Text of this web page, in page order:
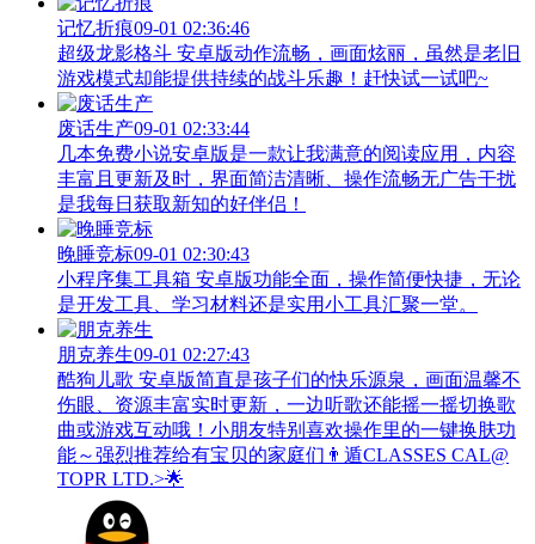
记忆折痕09-01 02:36:46
超级龙影格斗 安卓版动作流畅，画面炫丽，虽然是老旧
游戏模式却能提供持续的战斗乐趣！赶快试一试吧~
废话生产09-01 02:33:44
几本免费小说安卓版是一款让我满意的阅读应用，内容
丰富且更新及时，界面简洁清晰、操作流畅无广告干扰
是我每日获取新知的好伴侣！
晚睡竞标09-01 02:30:43
小程序集工具箱 安卓版功能全面，操作简便快捷，无论
是开发工具、学习材料还是实用小工具汇聚一堂。
朋克养生09-01 02:27:43
酷狗儿歌 安卓版简直是孩子们的快乐源泉，画面温馨不
伤眼、资源丰富实时更新，一边听歌还能摇一摇切换歌
曲或游戏互动哦！小朋友特别喜欢操作里的一键换肤功
能～强烈推荐给有宝贝的家庭们👨‍遁️CLASSES CAL@
TOPR LTD.>🌟